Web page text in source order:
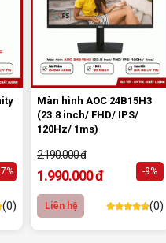
cấp PC,Laptop,Gaming
Vậy còn đắn đo gì nữa,
mà không liên hệ ngay
Đồng Nai.
(0)
Màn hình AOC 24B15H3
(23.8 inch/ FHD/ IPS/
120Hz/ 1ms)
2.190.000 đ
1.990.000 đ -9%
Liên hệ (0)